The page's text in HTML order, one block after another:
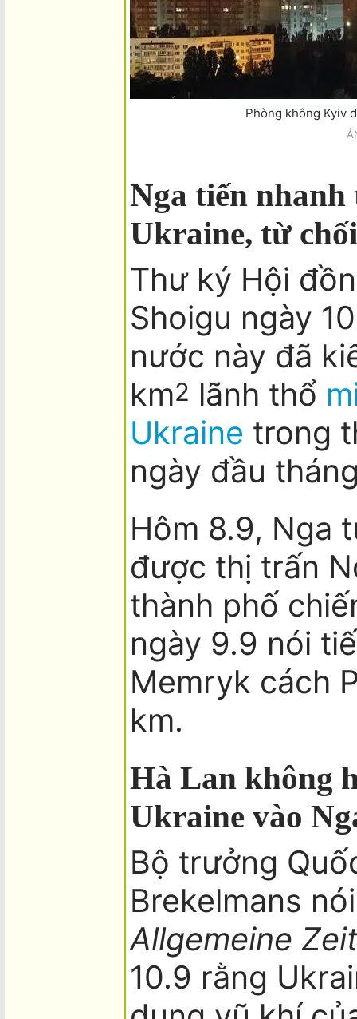
Phòng không Kyiv
Nga tiến nhanh
Ukraine, từ
Thư ký Hội
Shoigu ngày
nước này đã
km2 lãnh thổ
Ukraine trong
ngày đầu
Hôm 8.9, Nga
được thị trấn
thành phố
ngày 9.9 nói
Memryk cách
km.
Hà Lan không
Ukraine vào
Bộ trưởng
Brekelmans
Allgemeine
10.9 rằng